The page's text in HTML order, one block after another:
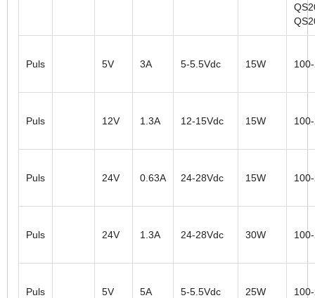
Puls 5V 3A 5-5.5Vdc 15W
Puls 12V 1.3A 12-15Vdc 15W
Puls 24V 0.63A 24-28Vdc 15W
Puls 24V 1.3A 24-28Vdc 30W
Puls 5V 5A 5-5.5Vdc 25W